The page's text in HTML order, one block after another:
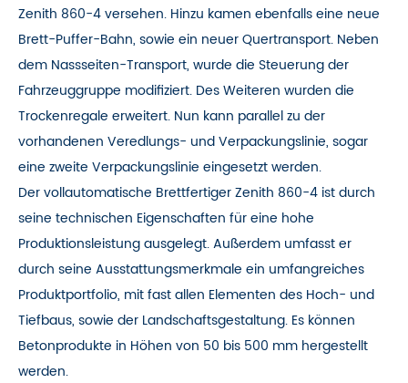
Zenith 860-4 versehen. Hinzu kamen ebenfalls eine neue
Brett-Puffer-Bahn, sowie ein neuer Quertransport. Neben
dem Nassseiten-Transport, wurde die Steuerung der
Fahrzeuggruppe modifiziert. Des Weiteren wurden die
Trockenregale erweitert. Nun kann parallel zu der
vorhandenen Veredlungs- und Verpackungslinie, sogar
eine zweite Verpackungslinie eingesetzt werden.
Der vollautomatische Brettfertiger Zenith 860-4 ist durch
seine technischen Eigenschaften für eine hohe
Produktionsleistung ausgelegt. Außerdem umfasst er
durch seine Ausstattungsmerkmale ein umfangreiches
Produktportfolio, mit fast allen Elementen des Hoch- und
Tiefbaus, sowie der Landschaftsgestaltung. Es können
Betonprodukte in Höhen von 50 bis 500 mm hergestellt
werden.